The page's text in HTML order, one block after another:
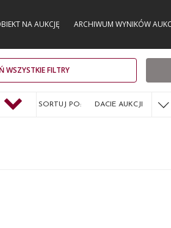
NA AUKCJĘ ARCHIWUM WYNIKÓW
WSZYSTKIE FILTRY
SORTUJ PO: DACIE AUKCJI